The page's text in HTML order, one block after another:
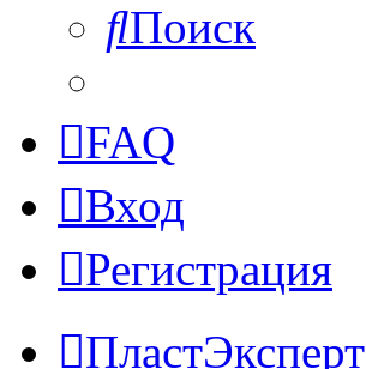
Поиск
FAQ
Вход
Регистрация
ПластЭксперт